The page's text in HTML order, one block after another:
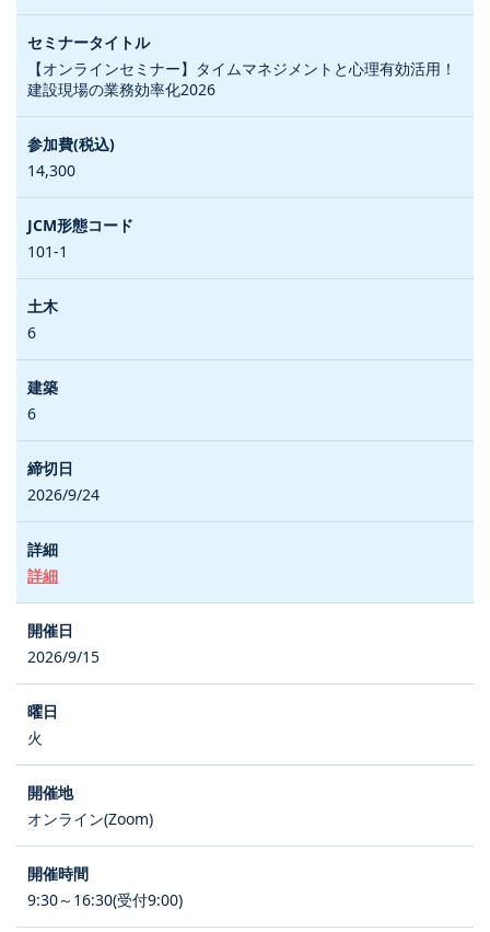
【オンラインセミナー】タイムマネジメントと心理有効活用！
建設現場の業務効率化2026
14,300
101-1
6
6
2026/9/24
詳細
2026/9/15
火
オンライン(Zoom)
9:30～16:30(受付9:00)